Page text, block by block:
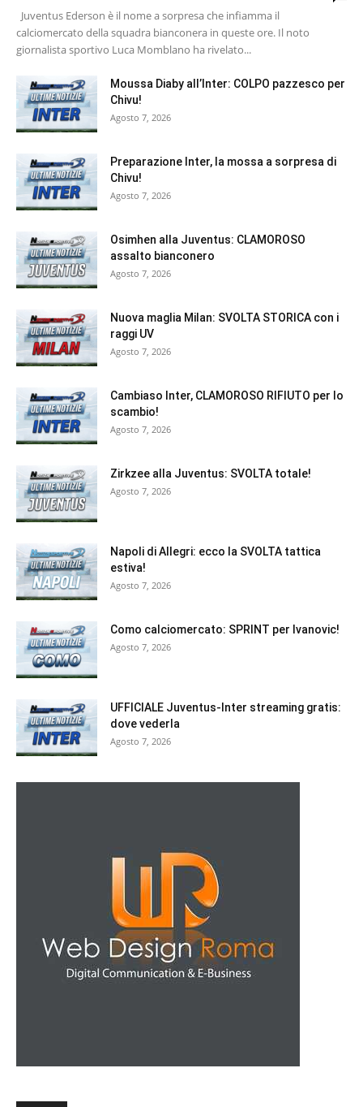
Juventus Ederson è il nome a sorpresa che infiamma il
calciomercato della squadra bianconera in queste ore. Il noto
giornalista sportivo Luca Momblano ha rivelato...
Moussa Diaby all’Inter: COLPO pazzesco per
Chivu!
Agosto 7, 2026
Preparazione Inter, la mossa a sorpresa di
Chivu!
Agosto 7, 2026
Osimhen alla Juventus: CLAMOROSO
assalto bianconero
Agosto 7, 2026
Nuova maglia Milan: SVOLTA STORICA con i
raggi UV
Agosto 7, 2026
Cambiaso Inter, CLAMOROSO RIFIUTO per lo
scambio!
Agosto 7, 2026
Zirkzee alla Juventus: SVOLTA totale!
Agosto 7, 2026
Napoli di Allegri: ecco la SVOLTA tattica
estiva!
Agosto 7, 2026
Como calciomercato: SPRINT per Ivanovic!
Agosto 7, 2026
UFFICIALE Juventus-Inter streaming gratis:
dove vederla
Agosto 7, 2026